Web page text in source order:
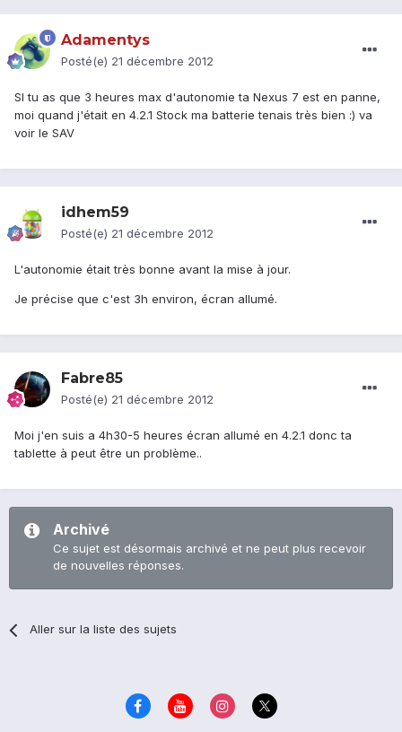
Adamentys
Posté(e) 21 décembre 2012
SI tu as que 3 heures max d'autonomie ta Nexus 7 est en panne,
moi quand j'était en 4.2.1 Stock ma batterie tenais très bien :) va
voir le SAV
idhem59
Posté(e) 21 décembre 2012
L'autonomie était très bonne avant la mise à jour.
Je précise que c'est 3h environ, écran allumé.
Fabre85
Posté(e) 21 décembre 2012
Moi j'en suis a 4h30-5 heures écran allumé en 4.2.1 donc ta
tablette à peut être un problème..
Archivé
Ce sujet est désormais archivé et ne peut plus recevoir
de nouvelles réponses.
Aller sur la liste des sujets